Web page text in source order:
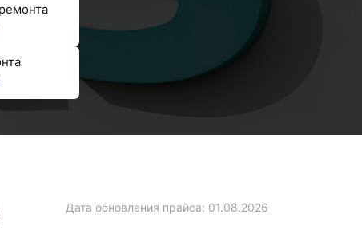
Дата обновления прайса: 01.08.2026